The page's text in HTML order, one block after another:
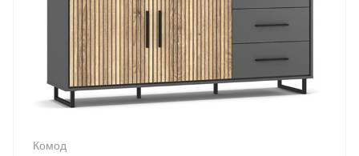
Комод